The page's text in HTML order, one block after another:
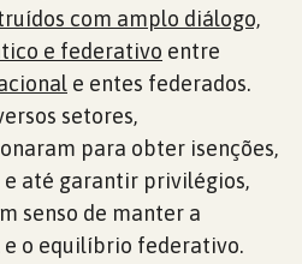
com amplo diálogo,
e federativo entre
e entes federados.
setores,
para obter isenções,
e até garantir privilégios,
senso de manter a
o equilíbrio federativo.